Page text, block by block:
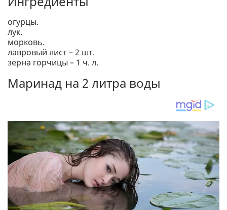
огурцы.
лук.
морковь.
лавровый лист – 2 шт.
зерна горчицы – 1 ч. л.
Маринад на 2 литра воды